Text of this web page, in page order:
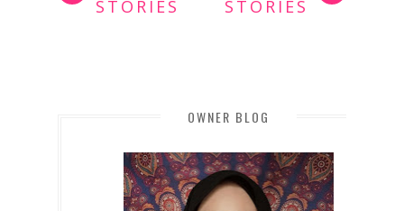
STORIES STORIES
OWNER BLOG